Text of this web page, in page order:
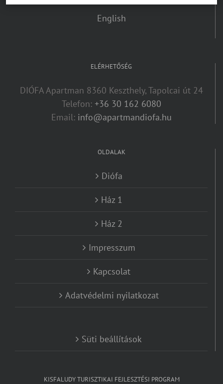
English
ELÉRHETŐSÉG
DIÓFA Apartman 8360 Keszthely, Tapolcai út 24
Telefon: +36 30 162 6080
Email: info@apartmandiofa.hu
OLDALAK
Diófa
Ház 1
Ház 2
Impresszum
Kapcsolat
Adatvédelmi nyilatkozat
Süti beállítások
KISFALUDY TURISZTIKAI FEJLESZTÉSI PROGRAM